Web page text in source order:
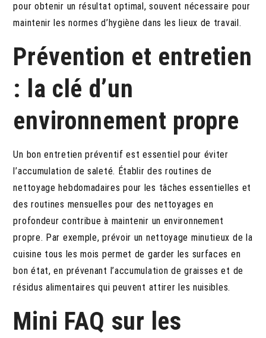
pour obtenir un résultat optimal, souvent nécessaire pour
maintenir les normes d’hygiène dans les lieux de travail.
Prévention et entretien
: la clé d’un
environnement propre
Un bon entretien préventif est essentiel pour éviter
l’accumulation de saleté. Établir des routines de
nettoyage hebdomadaires pour les tâches essentielles et
des routines mensuelles pour des nettoyages en
profondeur contribue à maintenir un environnement
propre. Par exemple, prévoir un nettoyage minutieux de la
cuisine tous les mois permet de garder les surfaces en
bon état, en prévenant l’accumulation de graisses et de
résidus alimentaires qui peuvent attirer les nuisibles.
Mini FAQ sur les